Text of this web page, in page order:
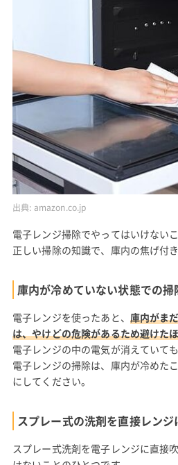
出典: amazon.co.jp
電子レンジ掃除でやってはいけない
正しい掃除の知識で、庫内の焦げ付
庫内が冷めていない状態での掃
電子レンジを使ったあと、 庫内がま
は、やけどの危険があるため避けた
電子レンジの中の電気が消えていて
電子レンジの掃除は、庫内が冷めた
にしてください。
スプレー式の洗剤を直接レンジ
スプレー式洗剤を電子レンジに直接